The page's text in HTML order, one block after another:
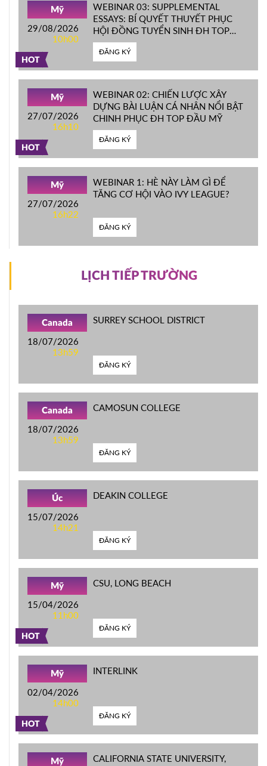
HOT
Mỹ
29/08/2026
10h00
WEBINAR 03: SUPPLEMENTAL
ESSAYS: BÍ QUYẾT THUYẾT PHỤC
HỘI ĐỒNG TUYỂN SINH ĐH TOP
ĐẦU MỸ
ĐĂNG KÝ
HOT
Mỹ
27/07/2026
16h10
WEBINAR 02: CHIẾN LƯỢC XÂY
DỰNG BÀI LUẬN CÁ NHÂN NỔI BẬT
CHINH PHỤC ĐH TOP ĐẦU MỸ
ĐĂNG KÝ
Mỹ
27/07/2026
16h22
WEBINAR 1: HÈ NÀY LÀM GÌ ĐỂ
TĂNG CƠ HỘI VÀO IVY LEAGUE?
ĐĂNG KÝ
LỊCH TIẾP TRƯỜNG
Canada
18/07/2026
13h59
SURREY SCHOOL DISTRICT
ĐĂNG KÝ
Canada
18/07/2026
13h59
CAMOSUN COLLEGE
ĐĂNG KÝ
Úc
15/07/2026
14h21
DEAKIN COLLEGE
ĐĂNG KÝ
HOT
Mỹ
15/04/2026
11h00
CSU, LONG BEACH
ĐĂNG KÝ
HOT
Mỹ
02/04/2026
14h00
INTERLINK
ĐĂNG KÝ
Mỹ
CALIFORNIA STATE UNIVERSITY,